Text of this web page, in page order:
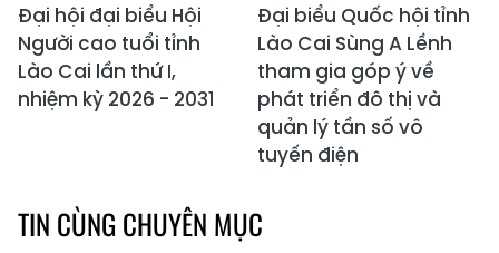
Đại hội đại biểu Hội
Người cao tuổi tỉnh
Lào Cai lần thứ I,
nhiệm kỳ 2026 - 2031
Đại biểu Quốc hội tỉnh
Lào Cai Sùng A Lềnh
tham gia góp ý về
phát triển đô thị và
quản lý tần số vô
tuyến điện
TIN CÙNG CHUYÊN MỤC